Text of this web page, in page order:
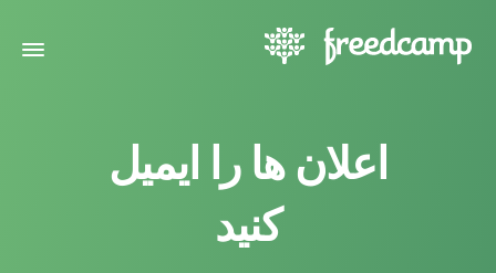
اعلان ها را ایمیل
کنید